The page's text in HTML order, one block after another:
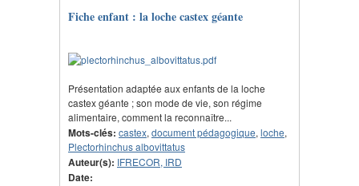
Fiche enfant : la loche castex géante
Présentation adaptée aux enfants de la loche
castex géante ; son mode de vie, son régime
alimentaire, comment la reconnaître...
Mots-clés: castex, document pédagogique, loche,
Plectorhinchus albovittatus
Auteur(s): IFRECOR, IRD
Date: